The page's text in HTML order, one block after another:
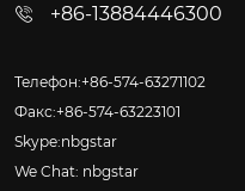
+86-13884446300
Телефон:+86-574-63271102
Факс:+86-574-63223101
Skype:nbgstar
We Chat: nbgstar